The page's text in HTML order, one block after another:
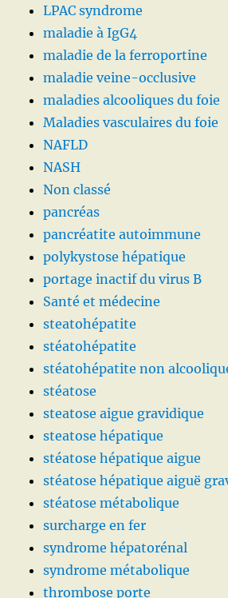
LPAC syndrome
maladie à IgG4
maladie de la ferroportine
maladie veine-occlusive
maladies alcooliques du foie
Maladies vasculaires du foie
NAFLD
NASH
Non classé
pancréas
pancréatite autoimmune
polykystose hépatique
portage inactif du virus B
Santé et médecine
steatohépatite
stéatohépatite
stéatohépatite non
stéatose
steatose aigue gravidique
steatose hépatique
stéatose hépatique aigue
stéatose hépatique aiguë
stéatose métabolique
surcharge en fer
syndrome hépatorénal
syndrome métabolique
thrombose porte